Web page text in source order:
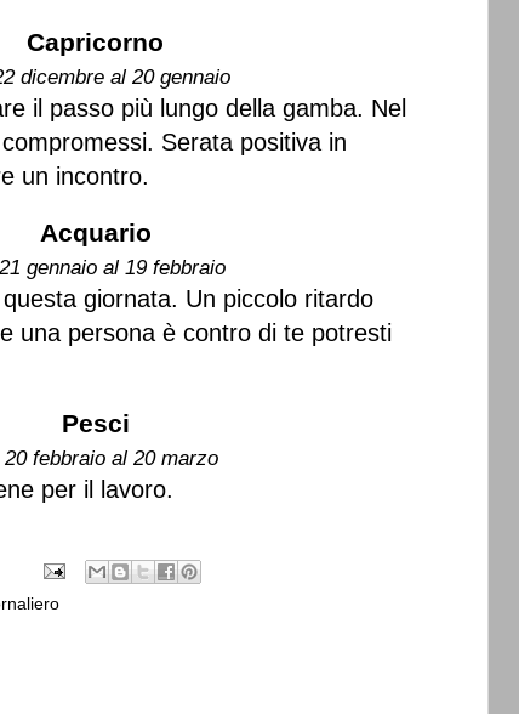
Capricorno
dicembre al 20 gennaio
il passo più lungo della gamba. Nel
Serata positiva in
un incontro.
Acquario
gennaio al 19 febbraio
giornata. Un piccolo ritardo
una persona è contro di te potresti
Pesci
20 febbraio al 20 marzo
per il lavoro.